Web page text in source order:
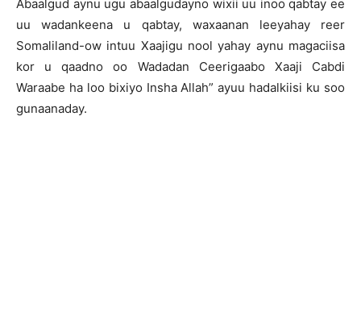
Abaalgud aynu ugu abaalgudayno wixii uu inoo qabtay ee
uu wadankeena u qabtay, waxaanan leeyahay reer
Somaliland-ow intuu Xaajigu nool yahay aynu magaciisa
kor u qaadno oo Wadadan Ceerigaabo Xaaji Cabdi
Waraabe ha loo bixiyo Insha Allah” ayuu hadalkiisi ku soo
gunaanaday.